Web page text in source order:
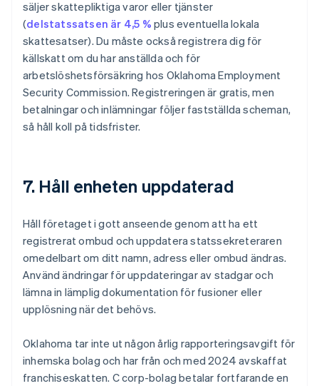
säljer skattepliktiga varor eller tjänster
(delstatssatsen är 4,5 % plus eventuella lokala
skattesatser). Du måste också registrera dig för
källskatt om du har anställda och för
arbetslöshetsförsäkring hos Oklahoma Employment
Security Commission. Registreringen är gratis, men
betalningar och inlämningar följer fastställda scheman,
så håll koll på tidsfrister.
7. Håll enheten uppdaterad
Håll företaget i gott anseende genom att ha ett
registrerat ombud och uppdatera statssekreteraren
omedelbart om ditt namn, adress eller ombud ändras.
Använd ändringar för uppdateringar av stadgar och
lämna in lämplig dokumentation för fusioner eller
upplösning när det behövs.
Oklahoma tar inte ut någon årlig rapporteringsavgift för
inhemska bolag och har från och med 2024 avskaffat
franchiseskatten. C corp-bolag betalar fortfarande en